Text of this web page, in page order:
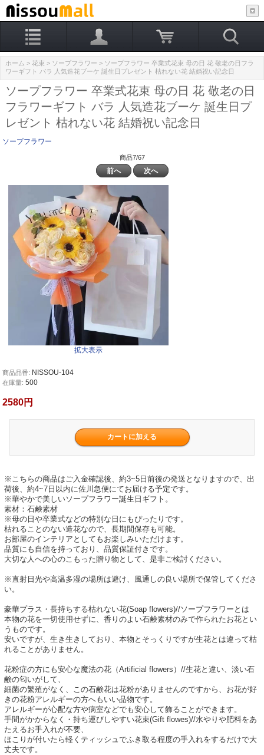
ホーム > 花束 > ソープフラワー > ソープフラワー 卒業式花束 母の日 花 敬老の日フラ
ワーギフト バラ 人気造花ブーケ 誕生日プレゼント 枯れない花 結婚祝い記念日
ソープフラワー 卒業式花束 母の日 花 敬老の日
フラワーギフト バラ 人気造花ブーケ 誕生日プ
レゼント 枯れない花 結婚祝い記念日
ソープフラワー
商品7/67
前へ 次へ
拡大表示
商品品番: NISSOU-104
在庫量: 500
2580円
※こちらの商品はご入金確認後、約3~5日前後の発送となりますので、出
荷後、約4~7日以内に佐川急便にてお届ける予定です。
※華やかで美しいソープフラワー誕生日ギフト。
素材：石鹸素材
※母の日や卒業式などの特別な日にもぴったりです。
枯れることのない造花なので、長期間保存も可能。
お部屋のインテリアとしてもお楽しみいただけます。
品質にも自信を持っており、品質保証付きです。
大切な人への心のこもった贈り物として、是非ご検討ください。
※直射日光や高温多湿の場所は避け、風通しの良い場所で保管してくださ
い。
豪華プラス・長持ちする枯れない花(Soap flowers)//ソープフラワーとは
本物の花を一切使用せずに、香りのよい石鹸素材のみで作られたお花とい
うものです。
安いですが、生き生きしており、本物とそっくりですが生花とは違って枯
れることがありません。
花粉症の方にも安心な魔法の花（Artificial flowers）//生花と違い、淡い石
鹸の匂いがして、
細菌の繁殖がなく、この石鹸花は花粉がありませんのですから、お花が好
きの花粉アレルギーの方へもいい品物です。
アレルギーが心配な方や病室などでも安心して飾ることができます。
手間がかからなく・持ち運びしやすい花束(Gift flowes)//水やりや肥料をあ
たえるお手入れが不要、
ほこりが付いたら軽くティッシュでふき取る程度の手入れをするだけで大
丈夫です。